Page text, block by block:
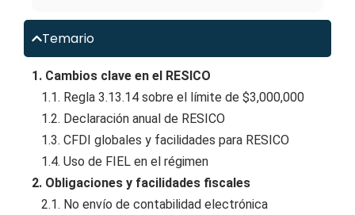
Temario
1. Cambios clave en el RESICO
1.1. Regla 3.13.14 sobre el límite de $3,000,000
1.2. Declaración anual de RESICO
1.3. CFDI globales y facilidades para RESICO
1.4. Uso de FIEL en el régimen
2. Obligaciones y facilidades fiscales
2.1. No envío de contabilidad electrónica